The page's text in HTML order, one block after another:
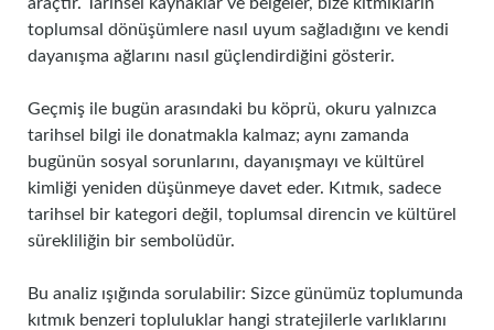
toplumsal dönüşümlere nasıl uyum sağladığını ve kendi
dayanışma ağlarını nasıl güçlendirdiğini gösterir.
Geçmiş ile bugün arasındaki bu köprü, okuru yalnızca
tarihsel bilgi ile donatmakla kalmaz; aynı zamanda
bugünün sosyal sorunlarını, dayanışmayı ve kültürel
kimliği yeniden düşünmeye davet eder. Kıtmık, sadece
tarihsel bir kategori değil, toplumsal direncin ve kültürel
sürekliliğin bir sembolüdür.
Bu analiz ışığında sorulabilir: Sizce günümüz toplumunda
kıtmık benzeri topluluklar hangi stratejilerle varlıklarını